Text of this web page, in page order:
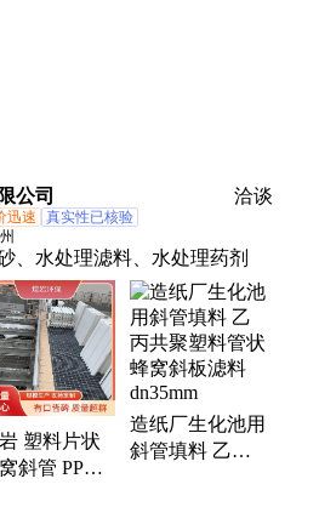
矿、多面空心球、悬浮球、活
公司 洽谈
迅速
真实性已核验
、水处理滤料、水处理药剂
塑料片状
斜管 PP材
造纸厂生化池用
斜管填料 乙丙